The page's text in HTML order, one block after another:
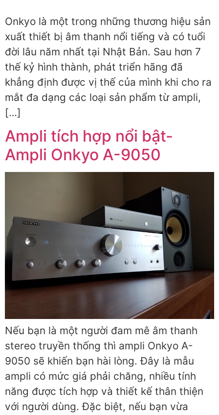
Onkyo là một trong những thương hiệu sản
xuất thiết bị âm thanh nổi tiếng và có tuổi
đời lâu năm nhất tại Nhật Bản. Sau hơn 7
thế kỷ hình thành, phát triển hãng đã
khẳng định được vị thế của mình khi cho ra
mắt đa dạng các loại sản phẩm từ ampli,
[…]
Ampli tích hợp nổi bật-
Ampli Onkyo A-9050
Nếu bạn là một người đam mê âm thanh
stereo truyền thống thì ampli Onkyo A-
9050 sẽ khiến bạn hài lòng. Đây là mẫu
ampli có mức giá phải chăng, nhiều tính
năng được tích hợp và thiết kế thân thiện
với người dùng. Đặc biệt, nếu bạn vừa